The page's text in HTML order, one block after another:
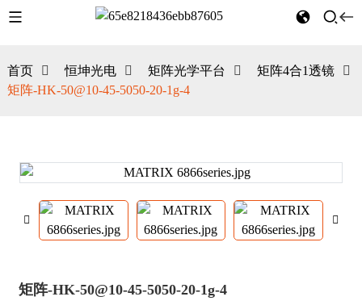
首页 恒坤光电 矩阵光学平台
矩阵4合1透镜
矩阵-HK-50@10-45-5050-20-1g-4
矩阵-HK-50@10-45-5050-20-1g-4